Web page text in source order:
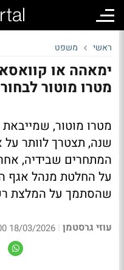
ראשי משפט
ימאהה או
מטרו מוטור לבחור
שנה, תצטרך לוותר
המתחרים שבידיה,
על החלטת מנהל אגף
שהסתמך על המלצת
עוזי גרסטמן |
18/03/2026 03:00